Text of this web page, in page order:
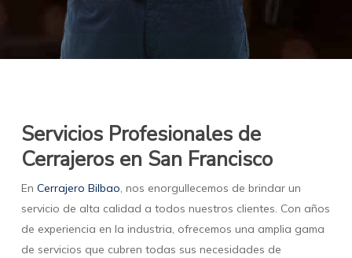
Servicios Profesionales de
Cerrajeros en San Francisco
En Cerrajero Bilbao, nos enorgullecemos de brindar un
servicio de alta calidad a todos nuestros clientes. Con años
de experiencia en la industria, ofrecemos una amplia gama
de servicios que cubren todas sus necesidades de